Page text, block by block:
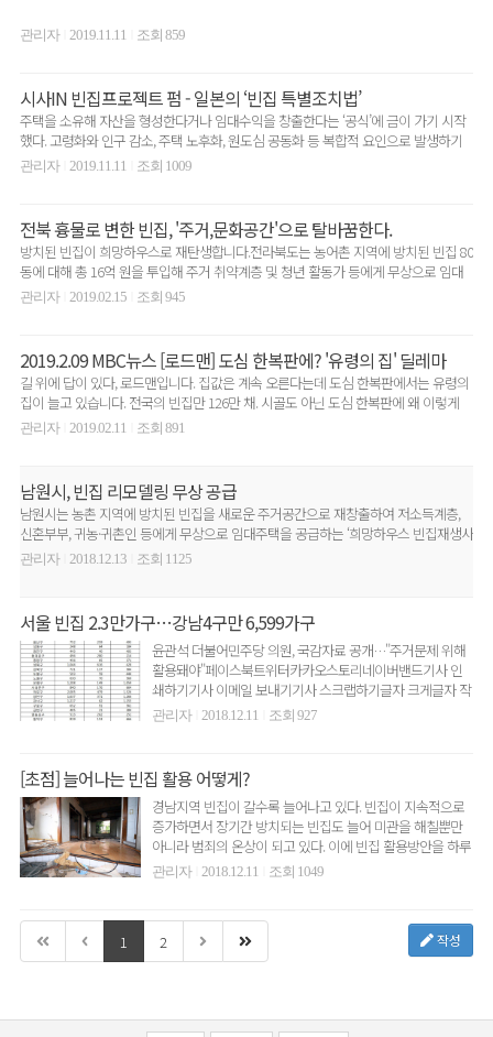
관리자 2019.11.11 조회 859
시사IN 빈집프로젝트 펌 - 일본의 ‘빈집 특별조치법’
주택을 소유해 자산을 형성한다거나 임대수익을 창출한다는 ‘공식’에 금이 가기 시작
했다. 고령화와 인구 감소, 주택 노후화, 원도심 공동화 등 복합적 요인으로 발생하기
시작한 빈집이..
관리자 2019.11.11 조회 1009
전북 흉물로 변한 빈집, '주거,문화공간'으로 탈바꿈한다.
방치된 빈집이 희망하우스로 재탄생합니다.전라북도는 농어촌 지역에 방치된 빈집 80
동에 대해 총 16억 원을 투입해 주거 취약계층 및 청년 활동가 등에게 무상으로 임대
하는 ‘희망하우..
관리자 2019.02.15 조회 945
2019.2.09 MBC뉴스 [로드맨] 도심 한복판에? '유령의 집' 딜레마
길 위에 답이 있다, 로드맨입니다. 집값은 계속 오른다는데 도심 한복판에서는 유령의
집이 늘고 있습니다. 전국의 빈집만 126만 채. 시골도 아닌 도심 한복판에 왜 이렇게
빈집이 ..
관리자 2019.02.11 조회 891
남원시, 빈집 리모델링 무상 공급
남원시는 농촌 지역에 방치된 빈집을 새로운 주거공간으로 재창출하여 저소득계층,
신혼부부, 귀농·귀촌인 등에게 무상으로 임대주택을 공급하는 ‘희망하우스 빈집재생사
업’을 시행한다.이번..
관리자 2018.12.13 조회 1125
서울 빈집 2.3만가구…강남4구만 6,599가구
윤관석 더불어민주당 의원, 국감자료 공개…"주거문제 위해
활용돼야"페이스북트위터카카오스토리네이버밴드기사 인
쇄하기기사 이메일 보내기기사 스크랩하기글자 크게글자 작
게2018년 6월 현..
관리자 2018.12.11 조회 927
[초점] 늘어나는 빈집 활용 어떻게?
경남지역 빈집이 갈수록 늘어나고 있다. 빈집이 지속적으로
증가하면서 장기간 방치되는 빈집도 늘어 미관을 해칠뿐만
아니라 범죄의 온상이 되고 있다. 이에 빈집 활용방안을 하루
빨리 마..
관리자 2018.12.11 조회 1049
1 2 작성